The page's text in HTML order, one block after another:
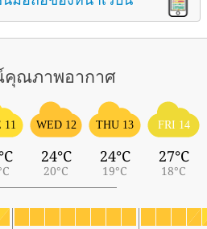
ณภาพอากาศ
11 WED 12
24°C
20°C
THU 13
24°C
19°C
FRI 14
27°C
18°C